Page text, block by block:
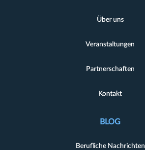
Über uns
Veranstaltungen
Partnerschaften
Kontakt
BLOG
Berufliche Nachrichten